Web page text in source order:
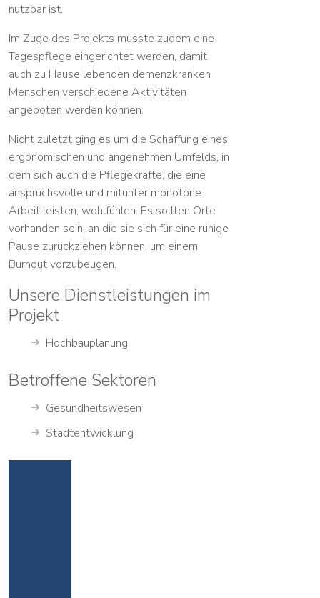
nutzbar ist.
Im Zuge des Projekts musste zudem eine
Tagespflege eingerichtet werden, damit
auch zu Hause lebenden demenzkranken
Menschen verschiedene Aktivitäten
angeboten werden können.
Nicht zuletzt ging es um die Schaffung eines
ergonomischen und angenehmen Umfelds, in
dem sich auch die Pflegekräfte, die eine
anspruchsvolle und mitunter monotone
Arbeit leisten, wohlfühlen. Es sollten Orte
vorhanden sein, an die sie sich für eine ruhige
Pause zurückziehen können, um einem
Burnout vorzubeugen.
Unsere Dienstleistungen im
Projekt
Hochbauplanung
Betroffene Sektoren
Gesundheitswesen
Stadtentwicklung